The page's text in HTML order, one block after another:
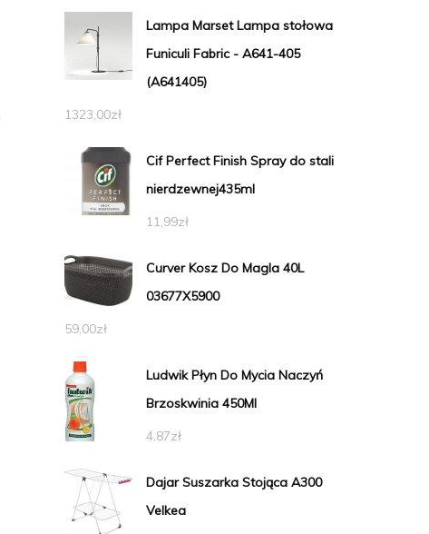
Lampa Marset Lampa stołowa
Funiculi Fabric - A641-405
(A641405)
1323,00zł
Cif Perfect Finish Spray do stali
nierdzewnej435ml
11,99zł
Curver Kosz Do Magla 40L
03677X5900
59,00zł
Ludwik Płyn Do Mycia Naczyń
Brzoskwinia 450Ml
4,87zł
Dajar Suszarka Stojąca A300
Velkea